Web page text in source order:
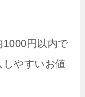
1000円以内で
やすいお値